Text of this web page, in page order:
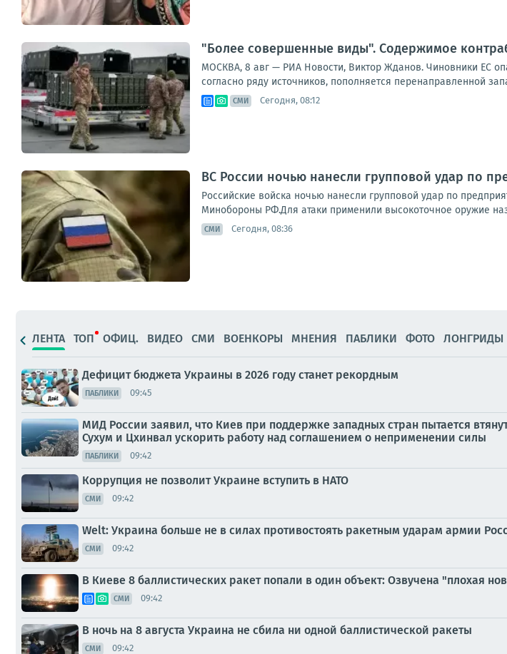
"Более совершенные виды". Содержимое
МОСКВА, 8 авг — РИА Новости, Виктор Жданов. Чиновники ЕС
согласно ряду источников, пополняется перенаправленной
СМИ Сегодня, 08:12
ВС России ночью нанесли групповой удар по
Российские войска ночью нанесли групповой удар по
Минобороны РФ.Для атаки применили высокоточное оружие
СМИ Сегодня, 08:36
ЛЕНТА ТОП ОФИЦ. ВИДЕО СМИ ВОЕНКОРЫ МНЕНИЯ ПАБЛИКИ ФОТО ЛОНГРИДЫ
Дефицит бюджета Украины в 2026 году станет рекордным
ПАБЛИКИ 09:45
МИД России заявил, что Киев при поддержке западных стран пытается
Сухум и Цхинвал ускорить работу над соглашением о неприменении силы
ПАБЛИКИ 09:42
Коррупция не позволит Украине вступить в НАТО
СМИ 09:42
Welt: Украина больше не в силах противостоять ракетным ударам армии
СМИ 09:42
В Киеве 8 баллистических ракет попали в один объект: Озвучена "плохая
СМИ 09:42
В ночь на 8 августа Украина не сбила ни одной баллистической ракеты
СМИ 09:42